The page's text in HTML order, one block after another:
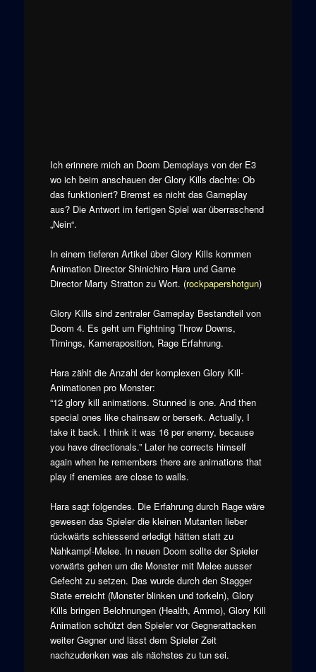
Ich erinnere mich an Doom Demoplays von der E3
wo ich beim anschauen der Glory Kills dachte: Ob
das funktioniert? Bremst es nicht das Gameplay
aus? Die Antwort im fertigen Spiel war überraschend
„Nein“.
In einem tieferen Artikel über Glory Kills kommen
Animation Director Shinichiro Hara und Game
Director Marty Stratton zu Wort. (rockpapershotgun)
Glory Kills sind zentraler Gameplay Bestandteil von
Doom 4. Es geht um Fightning Throw Downs,
Timings, Kameraposition, Rage Erfahrung.
Hara zählt die Anzahl der komplexen Glory Kill-
Animationen pro Monster:
“12 glory kill animations. Stunned is one. And then
special ones like chainsaw or berserk. Actually, I
take it back. I think it was 16 per enemy, because
you have directionals.” Later he corrects himself
again when he remembers there are animations that
play if enemies are close to walls.
Hara sagt folgendes. Die Erfahrung durch Rage wäre
gewesen das Spieler die kleinen Mutanten lieber
rückwärts schiessend erledigt hätten statt zu
Nahkampf-Melee. In neuen Doom sollte der Spieler
vorwärts gehen um die Monster mit Melee ausser
Gefecht zu setzen. Das wurde durch den Stagger
State erreicht (Monster blinken und torkeln), Glory
Kills bringen Belohnungen (Health, Ammo), Glory Kill
Animation schützt den Spieler vor Gegnerattacken
weiter Gegner und lässt dem Spieler Zeit
nachzudenken was als nächstes zu tun sei.